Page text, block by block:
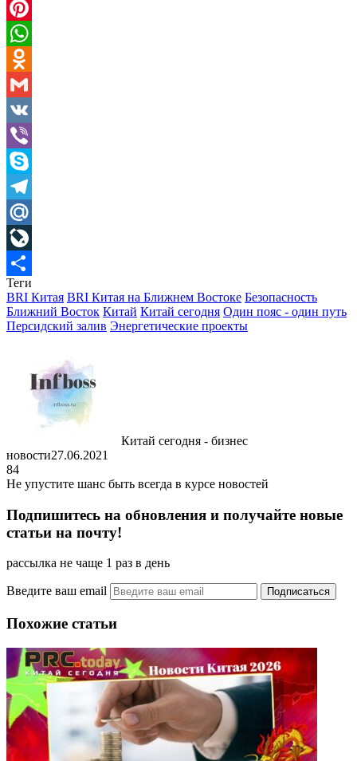
Twitter
Pinterest
WhatsApp
Odnoklassniki
Gmail
VK
Viber
Skype
Telegram
Mail.Ru
LiveJournal
Отправить
Теги
BRI Китая BRI Китая на Ближнем Востоке Безопасность
Ближний Восток Китай Китай сегодня Один пояс - один путь
Персидский залив Энергетические проекты
Китай сегодня - бизнес
новости27.06.2021
84
Не упустите шанс быть всегда в курсе новостей
Подпишитесь на обновления и получайте новые
статьи на почту!
рассылка не чаще 1 раз в день
Введите ваш email
Похожие статьи